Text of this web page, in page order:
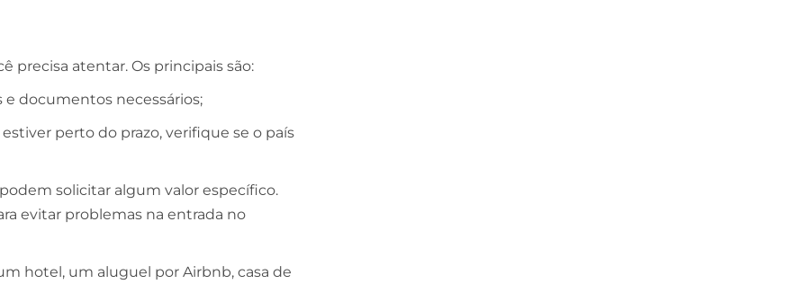
precisa atentar. Os principais são:
e documentos necessários;
perto do prazo, verifique se o país
solicitar algum valor específico.
evitar problemas na entrada no
hotel, um aluguel por Airbnb, casa de